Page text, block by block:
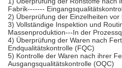
Fabrik-------
2) Überprüfung der Einzelheiten
3) Vollständige Inspektion und
Massenproduktion---In der
4) Überprüfung der Waren nach
Endqualitätskontrolle (FQC)
5) Kontrolle der Waren nach ihrer
Ausgangsqualitätskontrolle (OQC)